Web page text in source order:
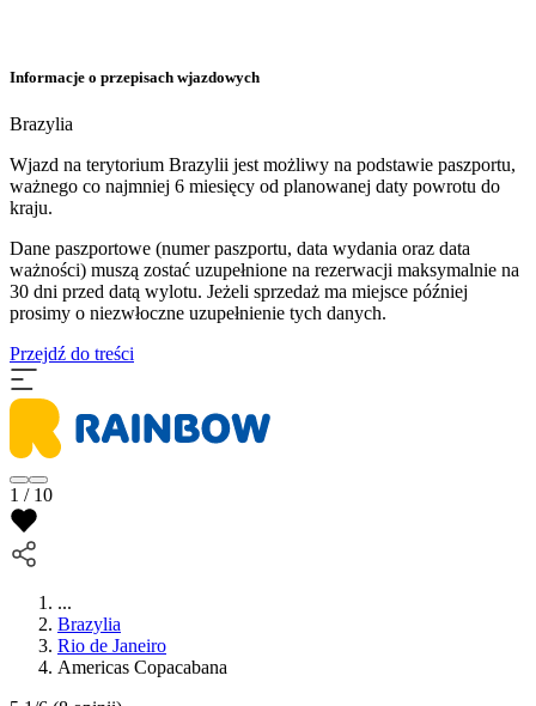
Informacje o przepisach wjazdowych
Brazylia
Wjazd na terytorium Brazylii jest możliwy na podstawie paszportu,
ważnego co najmniej 6 miesięcy od planowanej daty powrotu do
kraju.
Dane paszportowe (numer paszportu, data wydania oraz data
ważności) muszą zostać uzupełnione na rezerwacji maksymalnie na
30 dni przed datą wylotu. Jeżeli sprzedaż ma miejsce później
prosimy o niezwłoczne uzupełnienie tych danych.
Przejdź do treści
1 / 10
...
Brazylia
Rio de Janeiro
Americas Copacabana